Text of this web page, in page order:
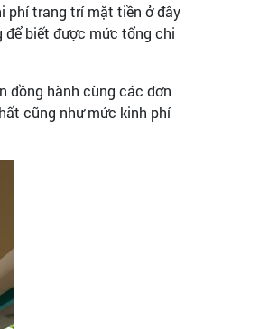
phí trang trí mặt tiền ở đây
để biết được mức tổng chi
đồng hành cùng các đơn
cũng như mức kinh phí